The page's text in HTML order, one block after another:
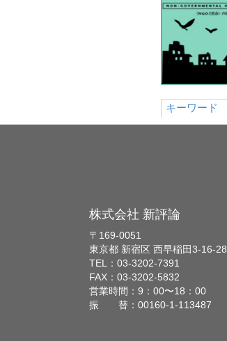
キーワード
株式会社 新評論
〒169-0051
東京都 新宿区 西早稲田3-16-28
TEL：03-3202-7391
FAX：03-3202-5832
営業時間：9：00〜18：00
振 替：00160-1-113487